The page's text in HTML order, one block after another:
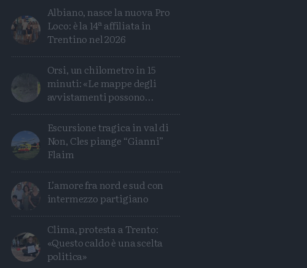
Condividi
Condividi
TwitterCondividi
Mail
Albiano, nasce la nuova Pro
Loco: è la 14ª affiliata in
Trentino nel 2026
Orsi, un chilometro in 15
minuti: «Le mappe degli
avvistamenti possono
Escursione tragica in val di
Non, Cles piange “Gianni”
Flaim
L’amore fra nord e sud con
intermezzo partigiano
Clima, protesta a Trento:
«Questo caldo è una scelta
politica»